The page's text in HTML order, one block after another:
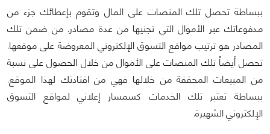
ببساطة تحصل تلك المنصات على المال وتقوم بإعطائك جزء من
مدفوعاتك عبر الأموال التي تجنيها من عدة مصادر. من ضمن تلك
المصادر هو ترتيب مواقع التسوق الإلكتروني المعروضة على موقعها.
تحصل أيضاً تلك المنصات على الأموال من خلال الحصول على نسبة
من المبيعات المحققة من خلالها فهي من اقتادتك لهذا الموقع.
ببساطة تعتبر تلك الخدمات كسمسار إعلاني لمواقع التسوق
الإلكتروني الشهيرة.